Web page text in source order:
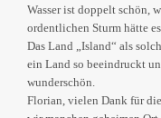
Wasser ist doppelt schön,
ordentlichen Sturm hätte
Das Land „Island“ als
ein Land so beeindruckt
wunderschön.
Florian, vielen Dank für